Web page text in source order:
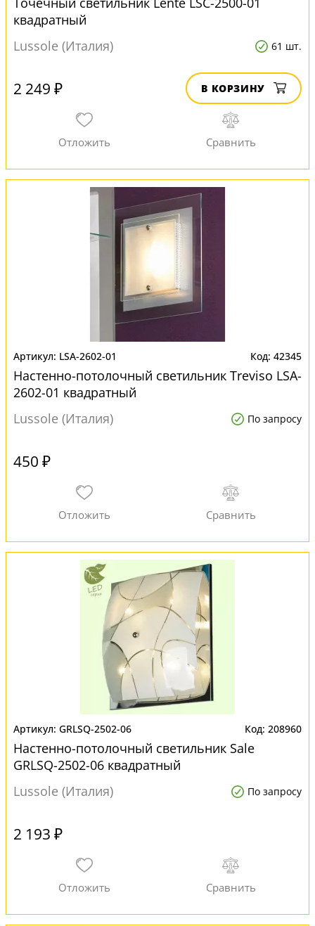
квадратный
Lussole (Италия)
61 шт.
2 249 ₽ В КОРЗИНУ
LSA-2602-01 42345
Настенно-потолочный светильник Treviso LSA-
2602-01 квадратный
Lussole (Италия)
По запросу
450 ₽
GRLSQ-2502-06 208960
Настенно-потолочный светильник Sale
GRLSQ-2502-06 квадратный
Lussole (Италия)
По запросу
2 193 ₽